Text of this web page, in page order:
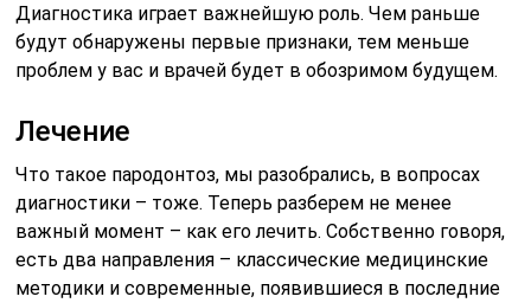
Диагностика играет важнейшую роль. Чем раньше
будут обнаружены первые признаки, тем меньше
проблем у вас и врачей будет в обозримом будущем.
Лечение
Что такое пародонтоз, мы разобрались, в вопросах
диагностики – тоже. Теперь разберем не менее
важный момент – как его лечить. Собственно говоря,
есть два направления – классические медицинские
методики и современные, появившиеся в последние